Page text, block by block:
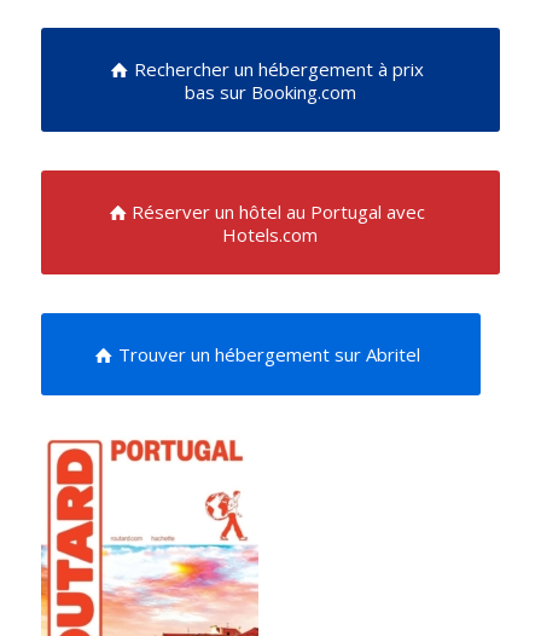
Rechercher un hébergement à prix
bas sur Booking.com
Réserver un hôtel au Portugal avec
Hotels.com
Trouver un hébergement sur Abritel